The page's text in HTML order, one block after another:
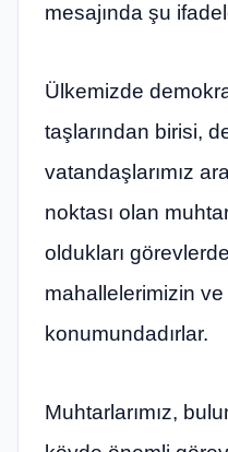
mesajında şu
Ülkemizde
taşlarından birisi,
vatandaşlarımız
noktası olan
oldukları
mahallelerimizin
konumundadırlar.
Muhtarlarımız,